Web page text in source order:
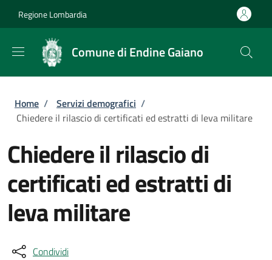
Regione Lombardia
Comune di Endine Gaiano
Briciole di pane
Home / Servizi demografici /
Chiedere il rilascio di certificati ed estratti di leva militare
Chiedere il rilascio di
certificati ed estratti di
leva militare
Condividi